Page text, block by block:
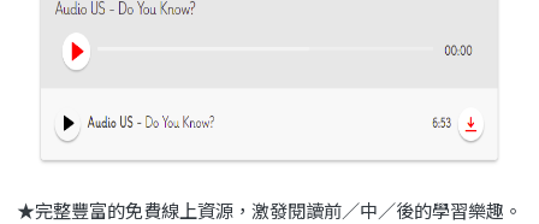
★完整豐富的免費線上資源，激發閱讀前／中／後的學習樂趣。